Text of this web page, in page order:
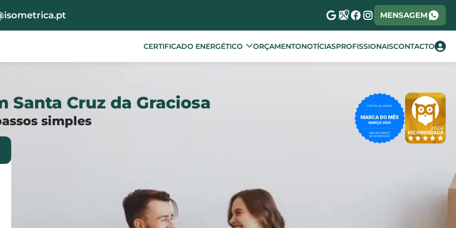
MENSAGEM
CERTIFICADO ENERGÉTICO ORÇAMENTONOTÍCIASPROFISSIONAISCONTACTO
Cruz da Graciosa
simples